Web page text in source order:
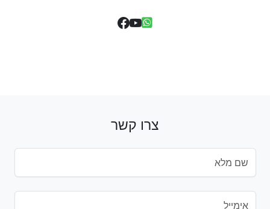
צרו קשר